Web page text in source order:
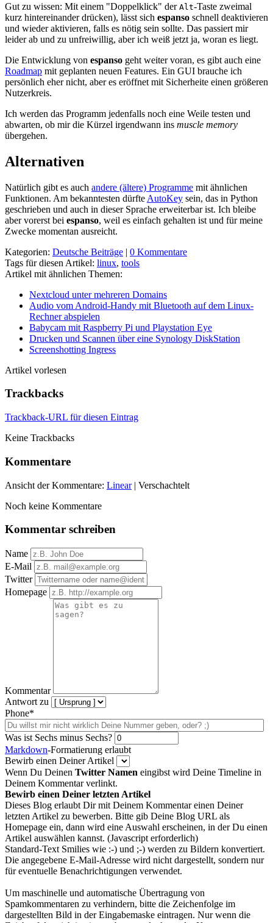
Gut zu wissen: Mit einem "Doppelklick" der Alt-Taste zweimal
kurz hintereinander drücken), lässt sich espanso schnell deaktivieren
und wieder aktivieren, falls es nötig sein sollte. Das passiert mir
leider ab und zu unfreiwillig, aber ich weiß jetzt ja, woran es liegt.
Die Entwicklung von espanso geht weiter voran, es gibt auch eine
Roadmap mit geplanten neuen Features. Ein GUI brauche ich
persönlich eher nicht, aber es eröffnet mit Sicherheite einen größeren
Nutzerkreis.
Ich werden das Programm jedenfalls noch eine Weile testen und
abwarten, ob mir die Kürzel irgendwann ins muscle memory
übergehen.
Alternativen
Natürlich gibt es auch andere (ältere) Programme mit ähnlichen
Funktionen. Am bekanntesten dürfte AutoKey sein, das in Python
geschrieben und auch in dieser Sprache erweiterbar ist. Ich bleibe
aber vorerst bei espanso, weil es einfach gehalten ist und für meine
Zwecke momentan ausreicht.
Kategorien: Deutsche Beiträge | 0 Kommentare
Tags für diesen Artikel: linux, tools
Artikel mit ähnlichen Themen:
Nextcloud unter mehreren Domains
Audio vom Android-Handy mit Bluetooth auf dem Linux-
Rechner abspielen
Babycam mit Raspberry Pi und Playstation Eye
Drucken und Scannen über eine Synology DiskStation
Screenshotting Ingress
Artikel vorlesen
Trackbacks
Trackback-URL für diesen Eintrag
Keine Trackbacks
Kommentare
Ansicht der Kommentare: Linear| Verschachtelt
Noch keine Kommentare
Kommentar schreiben
Name
E-Mail
Twitter
Homepage
Kommentar
Antwort zu
Phone*
Was ist Sechs minus Sechs?
Markdown-Formatierung erlaubt
Bewirb einen Deiner Artikel
Wenn Du Deinen Twitter Namen eingibst wird Deine Timeline in
Deinem Kommentar verlinkt.
Bewirb einen Deiner letzten Artikel
Dieses Blog erlaubt Dir mit Deinem Kommentar einen Deiner
letzten Artikel zu bewerben. Bitte gib Deine Blog URL als
Homepage ein, dann wird eine Auswahl erscheinen, in der Du einen
Artikel auswählen kannst. (Javascript erforderlich)
Standard-Text Smilies wie :-) und ;-) werden zu Bildern konvertiert.
Die angegebene E-Mail-Adresse wird nicht dargestellt, sondern nur
für eventuelle Benachrichtigungen verwendet.
Um maschinelle und automatische Übertragung von
Spamkommentaren zu verhindern, bitte die Zeichenfolge im
dargestellten Bild in der Eingabemaske eintragen. Nur wenn die